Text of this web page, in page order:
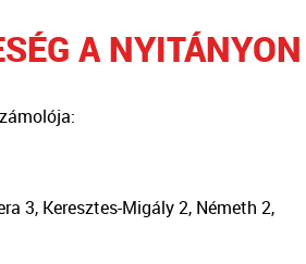
A NYITÁNYON
3, Keresztes-Migály 2, Németh 2,